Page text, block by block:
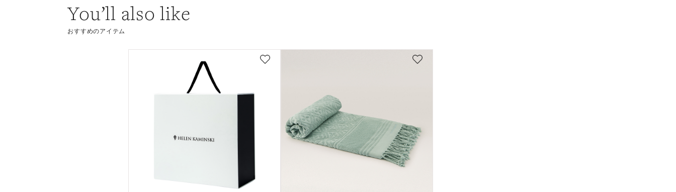
You’ll also like
おすすめのアイテム